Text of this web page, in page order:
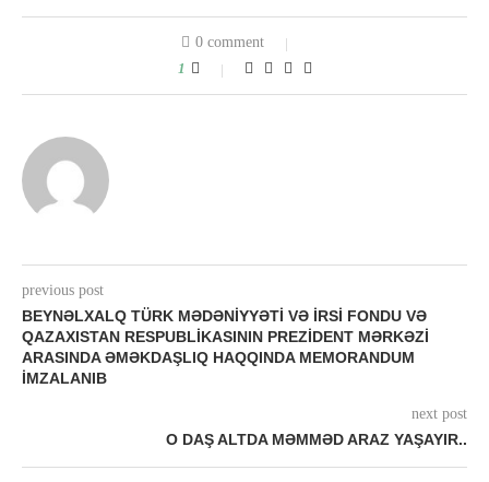
0 comment
1
previous post
BEYNƏLXALQ TÜRK MƏDƏNIYYƏTI VƏ İRSI FONDU VƏ
QAZAXISTAN RESPUBLIKASININ PREZIDENT MƏRKƏZI
ARASINDA ƏMƏKDAŞLIQ HAQQINDA MEMORANDUM
IMZALANIB
next post
O DAŞ ALTDA MƏMMƏD ARAZ YAŞAYIR..